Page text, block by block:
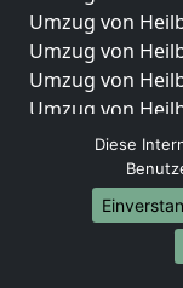
Umzug von
Umzug von
Umzug von
Umzug von
Umzug von
Umzug von
Umzug von
Umzug von
Umzug von
Diese